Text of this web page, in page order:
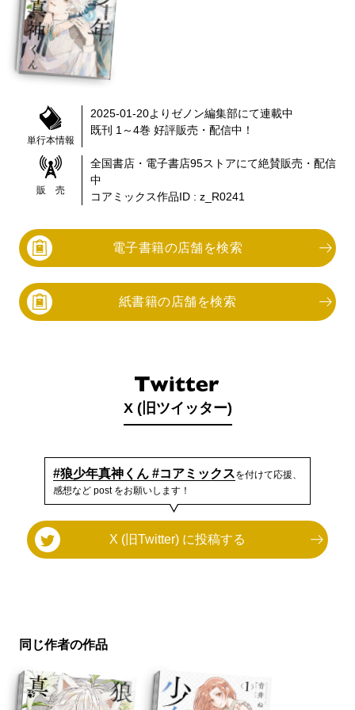
単行本情報
2025-01-20より ゼノン編集部にて連載中
既刊 1～4巻 好評販売・配信中！
販 売
全国書店・電子書店95ストアにて絶賛販売・配信
中
コアミックス作品ID : z_R0241
電子書籍の店舗を検索
紙書籍の店舗を検索
X (旧ツイッター)
#狼少年真神くん #コアミックスを付けて応援、
感想など post をお願いします！
X (旧Twitter) に投稿する
同じ作者の作品